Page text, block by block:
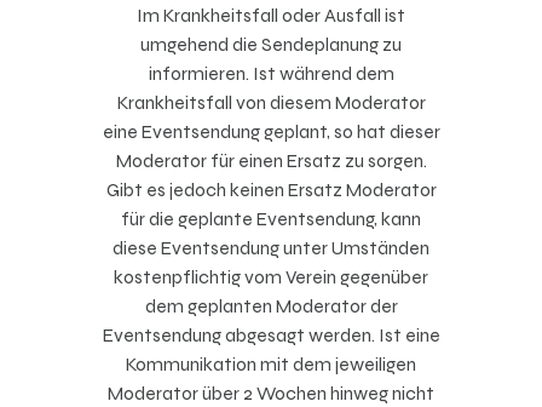
Im Krankheitsfall oder Ausfall ist
umgehend die Sendeplanung zu
informieren. Ist während dem
Krankheitsfall von diesem Moderator
eine Eventsendung geplant, so hat dieser
Moderator für einen Ersatz zu sorgen.
Gibt es jedoch keinen Ersatz Moderator
für die geplante Eventsendung, kann
diese Eventsendung unter Umständen
kostenpflichtig vom Verein gegenüber
dem geplanten Moderator der
Eventsendung abgesagt werden. Ist eine
Kommunikation mit dem jeweiligen
Moderator über 2 Wochen hinweg nicht